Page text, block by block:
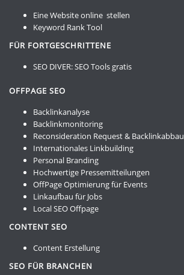
Eine Website online stellen
Keyword Rank Tool
FÜR FORTGESCHRITTENE
SEO DIVER:SEO Tools gratis
OFFPAGE SEO
Backlinkanalyse
Backlinkmonitoring
Reconsideration Request & Backlinkabbau
Internationales Linkbuilding
Personal Branding
Hochwertige Pressemitteilungen
OffPage Optimierung für Events
Linkaufbau für Jobs
Local SEO Offpage
CONTENT SEO
Content Erstellung
SEO FÜR BRANCHEN